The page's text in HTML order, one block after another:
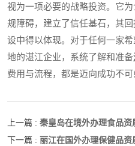
视为一项必要的战略投资。它
规障碍，建立了信任基石，其
设中得以体现。对于任何一家
地的湛江企业，系统了解和准备
费用与流程，都是迈向成功不可
上一篇 : 秦皇岛在境外办理食品资
下一篇 : 丽江在国外办理保健品资